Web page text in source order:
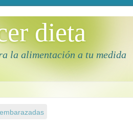
dieta
la alimentación a tu medida
de entradas